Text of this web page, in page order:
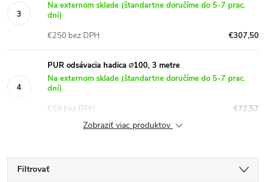
Na externom sklade (štandartne doručíme do 5-7 prac.
dní)
€307,50
€250 bez DPH
PUR odsávacia hadica ∅100, 3 metre
Na externom sklade (štandartne doručíme do 5-7 prac.
dní)
€72,57
€59 bez DPH
Zobraziť viac produktov
Filtrovať